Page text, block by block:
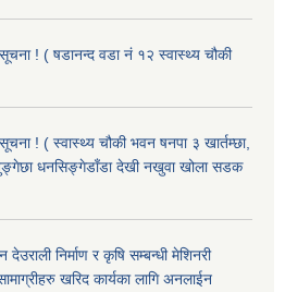
! ( षडानन्द वडा नं १२ स्वास्थ्य चौकी
! ( स्वास्थ्य चौकी भवन षनपा ३ खार्तम्छा,
धनसिङ्गेडाँडा देखी नखुवा खोला सडक
निर्माण र कृषि सम्बन्धी मेशिनरी
खरिद कार्यका लागि अनलाईन